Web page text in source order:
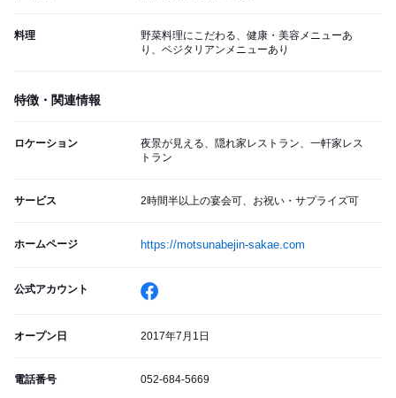
料理
野菜料理にこだわる、健康・美容メニューあ
り、ベジタリアンメニューあり
特徴・関連情報
ロケーション
夜景が見える、隠れ家レストラン、一軒家レス
トラン
サービス 2時間半以上の宴会可、お祝い・サプライズ可
ホームページ https://motsunabejin-sakae.com
公式アカウント
オープン日 2017年7月1日
電話番号 052-684-5669